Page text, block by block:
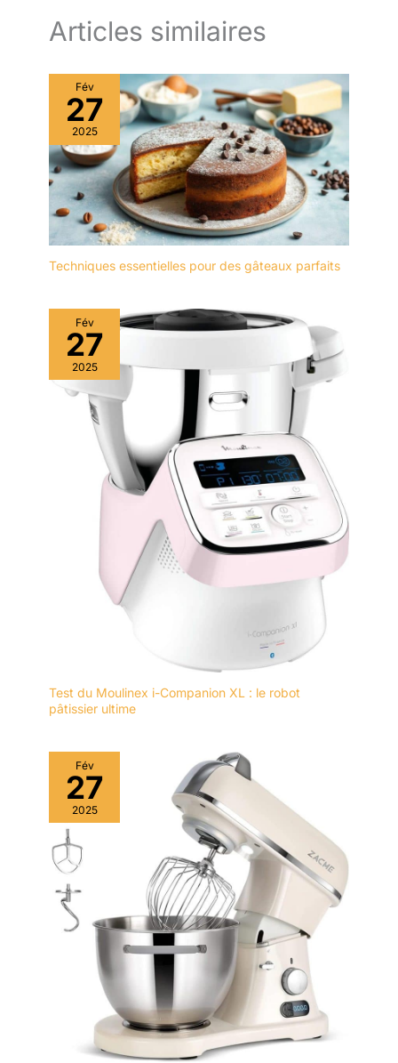
Articles similaires
Fév
27
2025
Techniques essentielles pour des gâteaux parfaits
Fév
27
2025
Test du Moulinex i-Companion XL : le robot
pâtissier ultime
Fév
27
2025